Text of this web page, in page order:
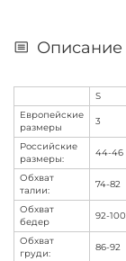
Описание
S
Европейские
размеры
3
Российские
размеры:
44-46
Обхват
талии:
74-82
Обхват
бедер
92-100
Обхват
груди:
86-92